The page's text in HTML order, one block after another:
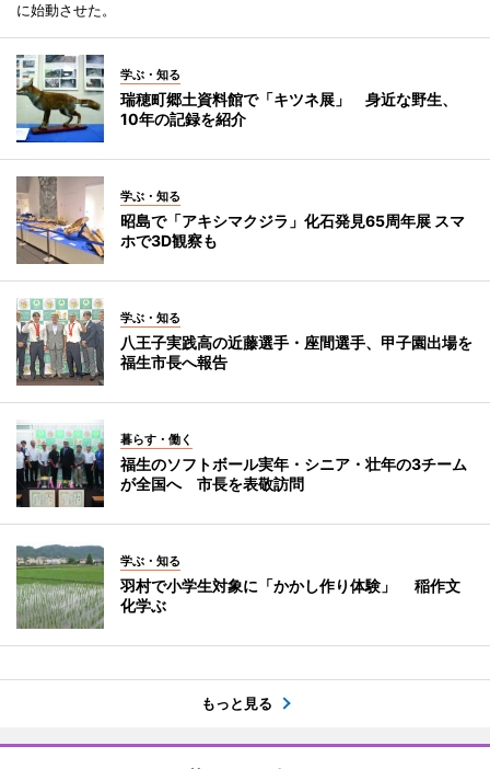
に始動させた。
学ぶ・知る
瑞穂町郷土資料館で「キツネ展」 身近な野生、
10年の記録を紹介
学ぶ・知る
昭島で「アキシマクジラ」化石発見65周年展 スマ
ホで3D観察も
学ぶ・知る
八王子実践高の近藤選手・座間選手、甲子園出場を
福生市長へ報告
暮らす・働く
福生のソフトボール実年・シニア・壮年の3チーム
が全国へ 市長を表敬訪問
学ぶ・知る
羽村で小学生対象に「かかし作り体験」 稲作文
化学ぶ
もっと見る